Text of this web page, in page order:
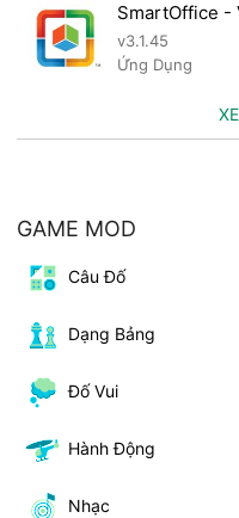
v3.1.45
Ứng Dụng
GAME MOD
Câu Đố
Dạng Bảng
Đố Vui
Hành Động
Nhạc